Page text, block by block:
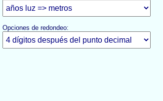
Opciones de redondeo: